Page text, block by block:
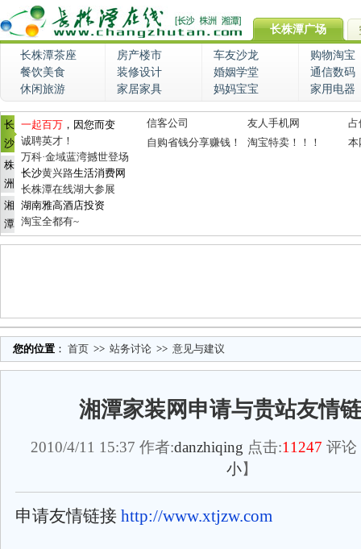
长株潭广场
长株潭茶座 房产楼市 车友沙龙
购物淘宝
餐饮美食
装修设计 婚姻学堂
通信数码
休闲旅游
家居家具 妈妈宝宝 家用电器
长
沙
株
洲
湘
潭
一起百万 ，因您而变
诚聘英才！
万科·金域蓝湾撼世登场
长沙黄兴路生活消费网
长株潭在线湖大参展
湖南雅高酒店投资
淘宝全都有~
信客公司 友人手机网
占
自购省钱分享赚钱！
淘宝特卖！！！ 本
您的位置 ： 首页 >> 站务讨论 >> 意见与建议
湘潭家装网申请与贵站友情
2010/4/11 15:37 作者:danzhiqing 点击:11247 评论
小】
申请友情链接 http://www.xtjzw.com